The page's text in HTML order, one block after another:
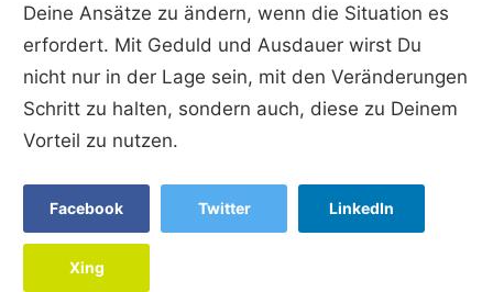
Deine Ansätze zu ändern, wenn die Situation es
erfordert. Mit Geduld und Ausdauer wirst Du
nicht nur in der Lage sein, mit den Veränderungen
Schritt zu halten, sondern auch, diese zu Deinem
Vorteil zu nutzen.
Facebook Twitter LinkedIn
Xing